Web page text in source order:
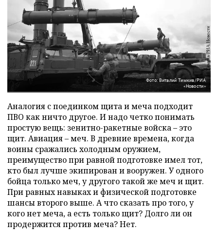
Фото: Виталий Тимкив/РИА
«Новости»
Аналогия с поединком щита и меча подходит
ПВО как ничто другое. И надо четко понимать
простую вещь: зенитно-ракетные войска – это
щит. Авиация – меч. В древние времена, когда
воины сражались холодным оружием,
преимущество при равной подготовке имел тот,
кто был лучше экипирован и вооружен. У одного
бойца только меч, у другого такой же меч и щит.
При равных навыках и физической подготовке
шансы второго выше. А что сказать про того, у
кого нет меча, а есть только щит? Долго ли он
продержится против меча? Нет.